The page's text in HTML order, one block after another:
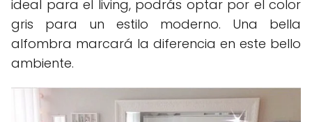
ideal para el living, podrás optar por el color
gris para un estilo moderno. Una bella
alfombra marcará la diferencia en este bello
ambiente.